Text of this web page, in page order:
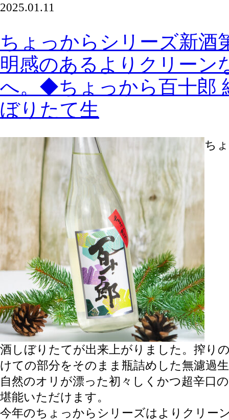
2025.01.11
ちょっからシリーズ新酒
明感のあるよりクリーン
へ。◆ちょっから百十郎
ぼりたて生
ち
酒しぼりたてが出来上がりました。搾り
けての部分をそのまま瓶詰めした無濾過
自然のオリが漂った初々しくかつ超辛口
堪能いただけます。
今年のちょっからシリーズはよりクリー